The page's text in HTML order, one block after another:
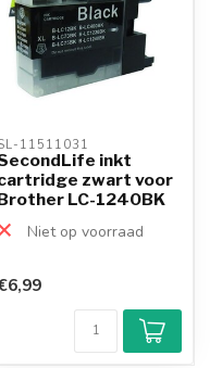
11511031
inkt
zwart voor
LC-1240BK
Niet op voorraad
9,2/10
Achteraf
betalen mogelijk